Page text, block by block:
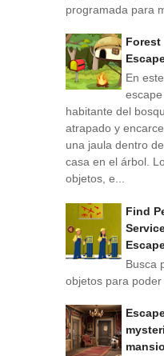
programada para
Forest
En
habitante del
atrapado y
una jaula dentro
casa en el árbol.
objetos, e...
Find
Busca
objetos para poder